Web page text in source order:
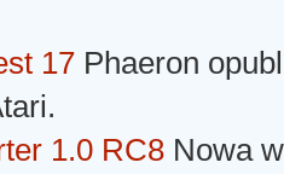
17 Phaeron
1.0 RC8 Nowa